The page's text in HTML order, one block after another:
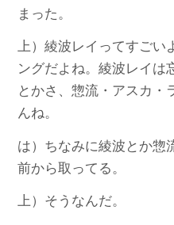
まった。
上）綾波レイってすごい
ングだよね。綾波レイは
とかさ、惣流・アスカ・
んね。
は）ちなみに綾波とか惣
前から取ってる。
上）そうなんだ。